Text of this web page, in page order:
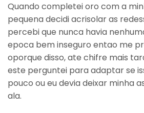
Quando completei oro com a
pequena decidi acrisolar as
percebi que nunca havia
epoca bem inseguro entao me
oporque disso, ate chifre mais
este perguntei para adaptar se
pouco ou eu devia deixar minha
ala.